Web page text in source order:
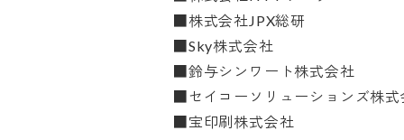
■株式会社JPX総研
■Sky株式会社
■鈴与シンワート株式会社
■セイコーソリューションズ株式
■宝印刷株式会社